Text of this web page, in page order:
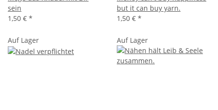
sein
1,50 € *
but it can buy yarn.
1,50 € *
Auf Lager Auf Lager